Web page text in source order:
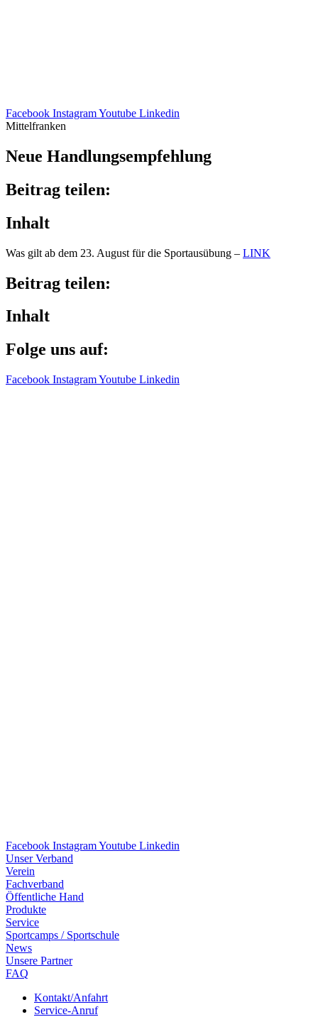
Facebook InstagramYoutube Linkedin
Mittelfranken
Neue Hand­lungs­emp­feh­lung
Beitrag teilen:
Inhalt
Was gilt ab dem 23. August für die Sport­aus­übung – LINK
Beitrag teilen:
Inhalt
Folge uns auf:
Facebook InstagramYoutube Linkedin
Facebook InstagramYoutube Linkedin
Unser Verband
Verein
Fach­ver­band
Öffent­li­che Hand
Produkte
Service
Sport­camps / Sportschule
News
Unsere Part­ner
FAQ
Kontakt/​​Anfahrt
Service-Anruf